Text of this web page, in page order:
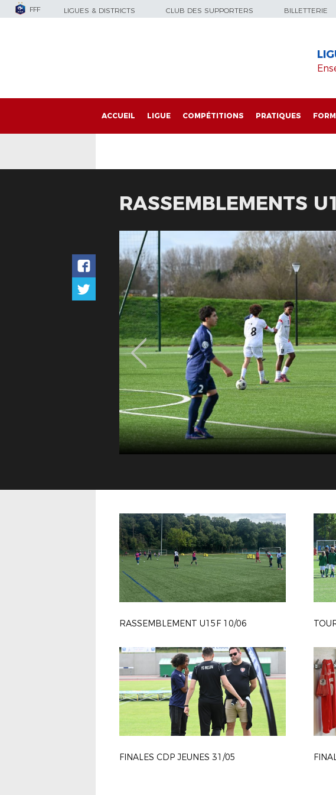
FFF LIGUES & DISTRICTS CLUB DES SUPPORTERS BILLETTERIE
ACCUEIL LIGUE COMPÉTITIONS PRATIQUES
RASSEMBLEMENTS
RASSEMBLEMENT U15F 10/06
FINALES CDP JEUNES 31/05